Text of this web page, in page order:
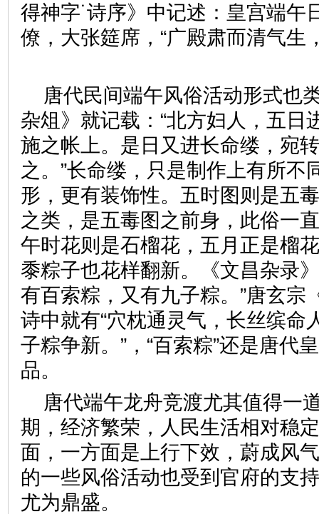
得神字˙诗序》中记述：皇宫端午
僚，大张筵席，“广殿肃而清气生
唐代民间端午风俗活动形式也
杂俎》就记载：“北方妇人，五日
施之帐上。是日又进长命缕，宛
之。”长命缕，只是制作上有所不
形，更有装饰性。五时图则是五
之类，是五毒图之前身，此俗一
午时花则是石榴花，五月正是榴
黍粽子也花样翻新。《文昌杂录
有百索粽，又有九子粽。”唐玄宗
诗中就有“穴枕通灵气，长丝缤命
子粽争新。”，“百索粽”还是唐代
品。
唐代端午龙舟竞渡尤其值得一
期，经济繁荣，人民生活相对稳
面，一方面是上行下效，蔚成风
的一些风俗活动也受到官府的支
尤为鼎盛。